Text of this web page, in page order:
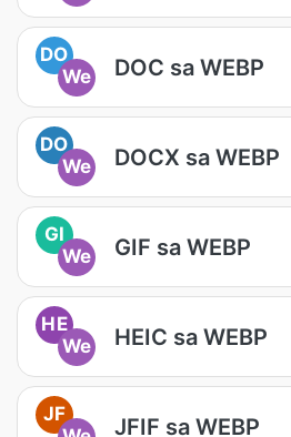
DO
We
DOC sa WEBP
DO
We
DOCX sa WEBP
GI
We
GIF sa WEBP
HE
We
HEIC sa WEBP
JF
JFIF sa WEBP